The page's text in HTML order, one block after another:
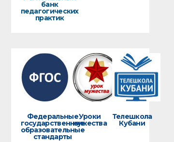
банк
педагогических
практик
Федеральные
государственные
образовательные
стандарты
Уроки
мужества
Телешкола
Кубани